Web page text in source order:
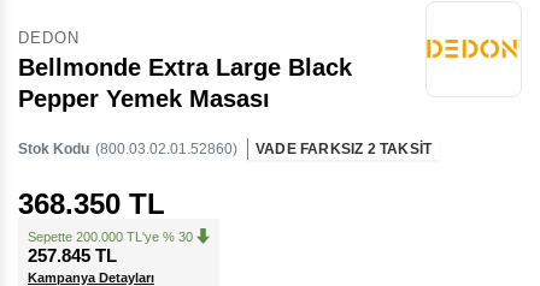
DEDON
Bellmonde Extra Large Black
Pepper Yemek Masası
Stok Kodu (800.03.02.01.52860) VADE FARKSIZ 2 TAKSİT
368.350 TL
Sepette 200.000 TL'ye % 30
257.845 TL
Kampanya Detayları